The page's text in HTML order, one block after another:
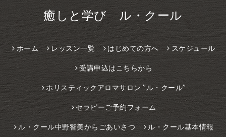
癒しと学び ル・クール
ホーム レッスン一覧 はじめての方へ スケジュール
受講申込はこちらから
ホリスティックアロマサロン ”ル・クール”
セラピーご予約フォーム
ル・クール中野智美からごあいさつ ル・クール基本情報